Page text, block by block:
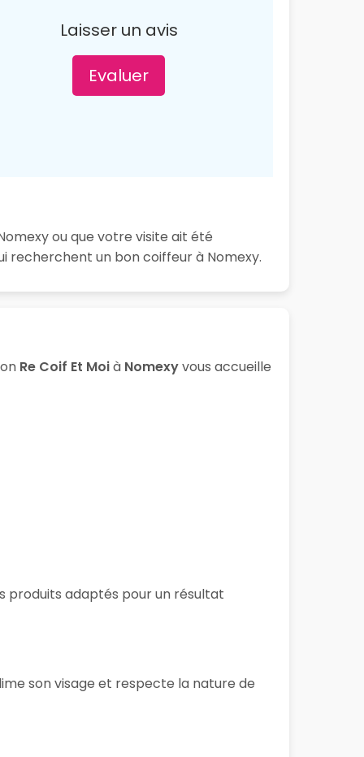
Laisser un avis
Evaluer
ou que votre visite ait été
recherchent un bon coiffeur à Nomexy.
Re Coif Et Moià Nomexyvous accueille
produits adaptés pour un résultat
son visage et respecte la nature de